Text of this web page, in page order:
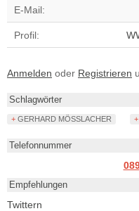
E-Mail:
Profil:
Anmelden oder Registrieren
Schlagwörter
+ GERHARD MÖSSLACHER
Telefonnummer
Empfehlungen
Twittern